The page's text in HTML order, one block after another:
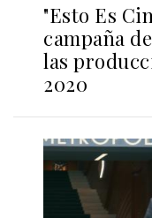
"Esto Es
campaña
las
2020